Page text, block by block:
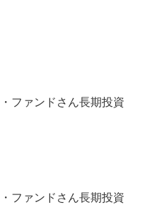
ファンドさん長期投資
ファンドさん長期投資